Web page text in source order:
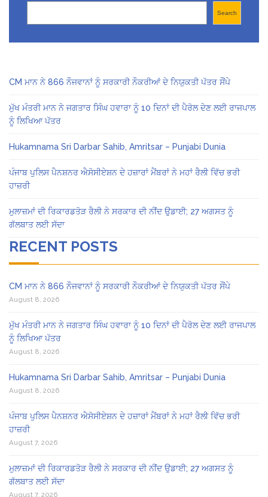
Search
CM ਮਾਨ ਨੇ 866 ਨੌਜਵਾਨਾਂ ਨੂੰ ਸਰਕਾਰੀ ਨੌਕਰੀਆਂ ਦੇ ਨਿਯੁਕਤੀ ਪੱਤਰ ਸੌਂਪੇ
ਮੁੱਖ ਮੰਤਰੀ ਮਾਨ ਨੇ ਜਗਤਾਰ ਸਿੰਘ ਹਵਾਰਾ ਨੂੰ 10 ਦਿਨਾਂ ਦੀ ਪੈਰੋਲ ਦੇਣ ਲਈ ਰਾਜਪਾਲ
ਨੂੰ ਲਿਖਿਆ ਪੱਤਰ
Hukamnama Sri Darbar Sahib, Amritsar – Punjabi Dunia
ਪੰਜਾਬ ਪੁਲਿਸ ਪੈਨਸ਼ਨਰ ਐਸੋਸੀਏਸ਼ਨ ਦੇ ਹਜ਼ਾਰਾਂ ਮੈਂਬਰਾਂ ਨੇ ਮਹਾਂ ਰੈਲੀ ਵਿੱਚ ਭਰੀ
ਹਾਜ਼ਰੀ
ਮੁਲਾਜ਼ਮਾਂ ਦੀ ਰਿਕਾਰਡਤੋੜ ਰੈਲੀ ਨੇ ਸਰਕਾਰ ਦੀ ਨੀਂਦ ਉਡਾਈ; 27 ਅਗਸਤ ਨੂੰ
ਗੱਲਬਾਤ ਲਈ ਸੱਦਾ
RECENT POSTS
CM ਮਾਨ ਨੇ 866 ਨੌਜਵਾਨਾਂ ਨੂੰ ਸਰਕਾਰੀ ਨੌਕਰੀਆਂ ਦੇ ਨਿਯੁਕਤੀ ਪੱਤਰ ਸੌਂਪੇ
August 8, 2026
ਮੁੱਖ ਮੰਤਰੀ ਮਾਨ ਨੇ ਜਗਤਾਰ ਸਿੰਘ ਹਵਾਰਾ ਨੂੰ 10 ਦਿਨਾਂ ਦੀ ਪੈਰੋਲ ਦੇਣ ਲਈ ਰਾਜਪਾਲ
ਨੂੰ ਲਿਖਿਆ ਪੱਤਰ
August 8, 2026
Hukamnama Sri Darbar Sahib, Amritsar – Punjabi Dunia
August 8, 2026
ਪੰਜਾਬ ਪੁਲਿਸ ਪੈਨਸ਼ਨਰ ਐਸੋਸੀਏਸ਼ਨ ਦੇ ਹਜ਼ਾਰਾਂ ਮੈਂਬਰਾਂ ਨੇ ਮਹਾਂ ਰੈਲੀ ਵਿੱਚ ਭਰੀ
ਹਾਜ਼ਰੀ
August 7, 2026
ਮੁਲਾਜ਼ਮਾਂ ਦੀ ਰਿਕਾਰਡਤੋੜ ਰੈਲੀ ਨੇ ਸਰਕਾਰ ਦੀ ਨੀਂਦ ਉਡਾਈ; 27 ਅਗਸਤ ਨੂੰ
ਗੱਲਬਾਤ ਲਈ ਸੱਦਾ
August 7, 2026